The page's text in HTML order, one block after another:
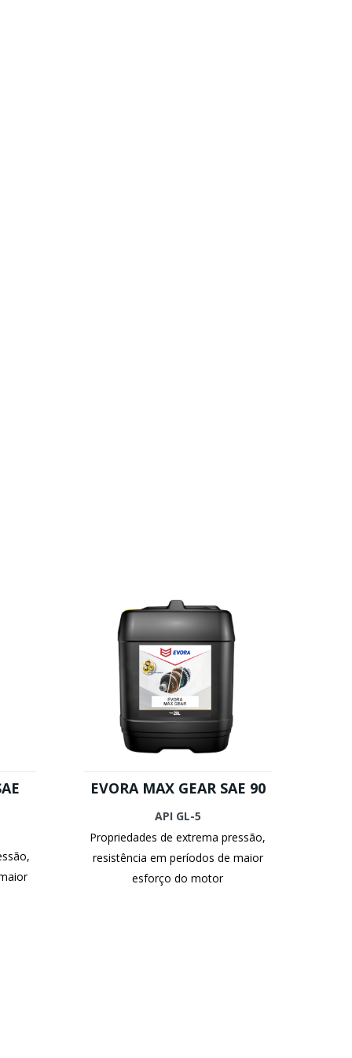
EVORA MAX GEAR SAE 90
API GL-5
Propriedades de extrema pressão,
resistência em períodos de maior
esforço do motor